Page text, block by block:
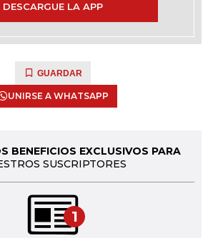
DESCARGUE LA APP
GUARDAR
UNIRSE A WHATSAPP
BENEFICIOS EXCLUSIVOS PARA
SUSCRIPTORES
1